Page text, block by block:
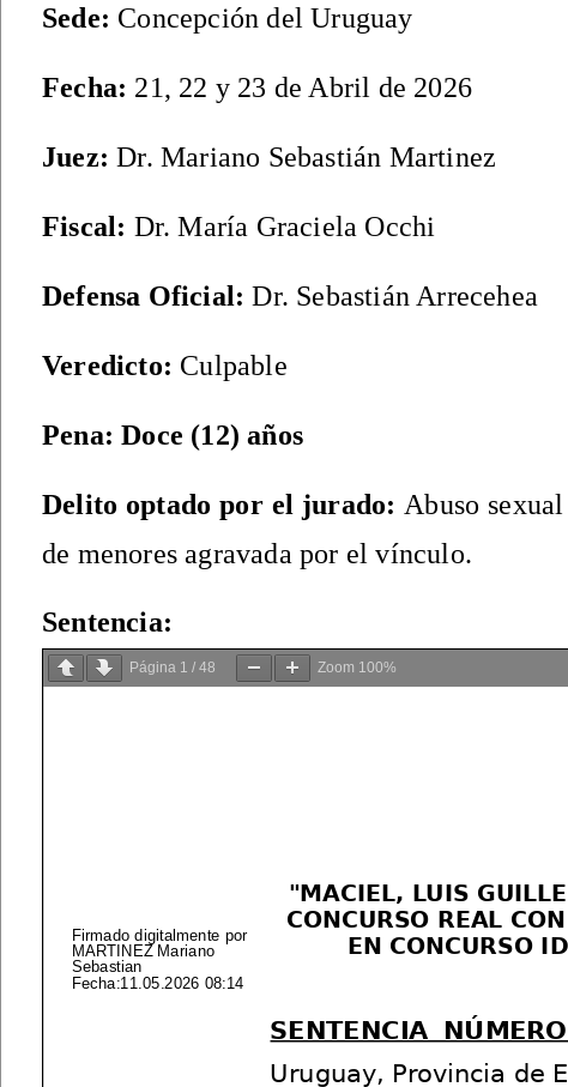
Sede: Concepción del Uruguay
Fecha: 21, 22 y 23 de Abril de 2026
Juez:Dr. Mariano Sebastián Martinez
Fiscal: Dr. María Graciela Occhi
Defensa Oficial: Dr. Sebastián Arrecehea
Veredicto: Culpable
Pena: Doce (12) años
Delito optado por el jurado: Abuso
de menores agravada por el vínculo.
Sentencia:
Página 1 / 48 Zoom 100%